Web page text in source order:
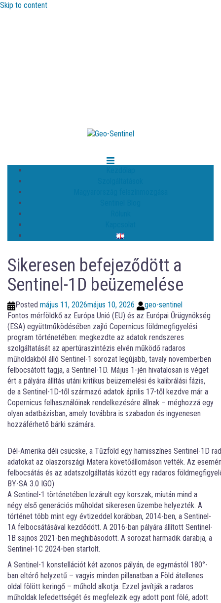
Skip to content
Sikeresen befejeződött a
Sentinel-1D beüzemelése
Posted május 11, 2026május 10, 2026
geo-sentinel
Fontos mérföldkő az Európa Unió (EU) és az Európai Űrügynökség
(ESA) együttműködésében zajló Copernicus földmegfigyelési
program történetében: megkezdte az adatok rendszeres
szolgáltatását az apertúraszintézis elvén működő radaros
műholdakból álló Sentinel-1 sorozat legújabb, tavaly novemberben
felbocsátott tagja, a Sentinel-1D. Május 1-jén hivatalosan is véget
ért a pályára állítás utáni kritikus beüzemelési és kalibrálási fázis,
de a Sentinel-1D-től származó adatok április 17-től kezdve már a
Copernicus felhasználóinak rendelkezésére állnak – méghozzá egy
olyan adatbázisban, amely továbbra is szabadon és ingyenesen
hozzáférhető bárki számára.
Dél-Amerika déli csücske, a Tűzföld egy hamisszínes Sentinel-1D
adatokat az olaszországi Matera követőállomáson vették. Az
felbocsátás és az adatszolgáltatás között egy radaros
BY-SA 3.0 IGO)
A Sentinel-1 történetében lezárult egy korszak, miután mind a
négy első generációs műholdat sikeresen üzembe helyezték. A
történet több mint egy évtizeddel korábban, 2014-ben, a Sentinel-
1A felbocsátásával kezdődött. A 2016-ban pályára állított Sentinel-
1B sajnos 2021-ben meghibásodott. A sorozat harmadik darabja, a
Sentinel-1C 2024-ben startolt.
A Sentinel-1 konstellációt két azonos pályán, de egymástól 180°-
ban eltérő helyzetű – vagyis minden pillanatban a Föld átellenes
oldal fölött keringő – műhold alkotja. Ezzel javítják a radaros
műholdak lefedettségét és megfelezik egy adott pont fölé, adott